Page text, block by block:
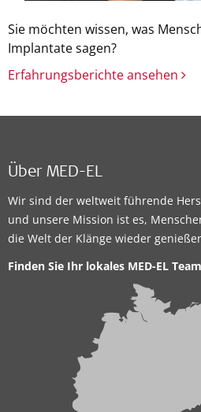
Sie möchten wissen, was
Implantate sagen?
Erfahrungsberichte ansehen
Über MED-EL
Wir sind der weltweit führende
und unsere Mission ist es,
die Welt der Klänge wieder
Finden Sie Ihr lokales MED-EL Team